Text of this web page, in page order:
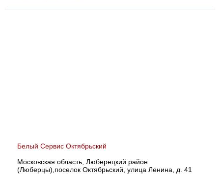
Белый Сервис Октябрьский
Московская область, Люберецкий район
(Люберцы),поселок Октябрьский, улица Ленина, д. 41